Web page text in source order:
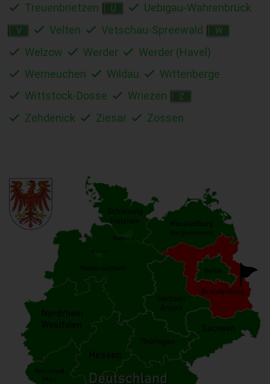
Treuenbrietzen
U Uebigau-Wahrenbrück
V Velten Vetschau-Spreewald W
Welzow Werder
Werder (Havel)
Werneuchen
Wildau
Wittenberge
Wittstock-Dosse
Wriezen Z
Zehdenick Ziesar Zossen